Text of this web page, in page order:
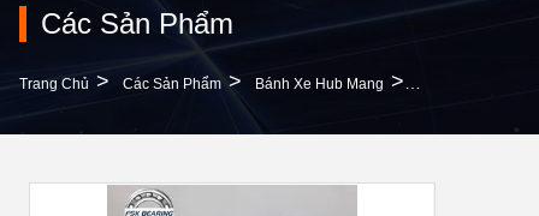
Các Sản Phẩm
Trang Chủ > Các Sản Phẩm > Bánh Xe Hub Mang >